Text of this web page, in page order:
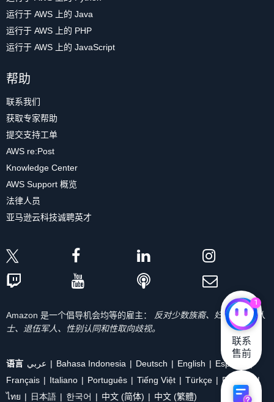
运行于 AWS 上的 Java
运行于 AWS 上的 PHP
运行于 AWS 上的 JavaScript
帮助
联系我们
获取专家帮助
提交支持工单
AWS re:Post
Knowledge Center
AWS Support 概览
法律人员
亚马逊云科技诚聘英才
Amazon 是一个倡导机会均等的雇主：
反对少数族裔、妇女、残疾人
士、退伍军人、性别认同和性取向歧视。
语言 عربي Bahasa Indonesia Deutsch English
Español
Français
Italiano Português Tiếng Việt Türkçe
Ρусский
ไทย
日本語 한국어 中文 (简体) 中文 (繁體)
1
联系
售前